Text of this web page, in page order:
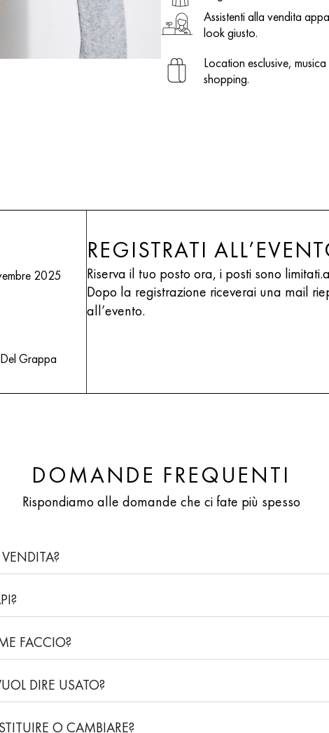
Assistenti alla vendita
look giusto.
Location esclusive,
shopping.
2025
Grappa
REGISTRATI
Riserva il tuo posto ora, i posti sono
Dopo la registrazione riceverai una mail
all’evento.
DOMANDE FREQUENTI
Rispondiamo alle domande che ci fate più spesso
FACCIO?
DIRE USATO?
O CAMBIARE?